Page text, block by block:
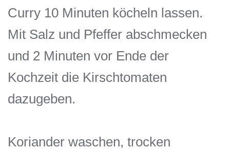
Curry 10 Minuten köcheln lassen.
Mit Salz und Pfeffer abschmecken
und 2 Minuten vor Ende der
Kochzeit die Kirschtomaten
dazugeben.
Koriander waschen, trocken